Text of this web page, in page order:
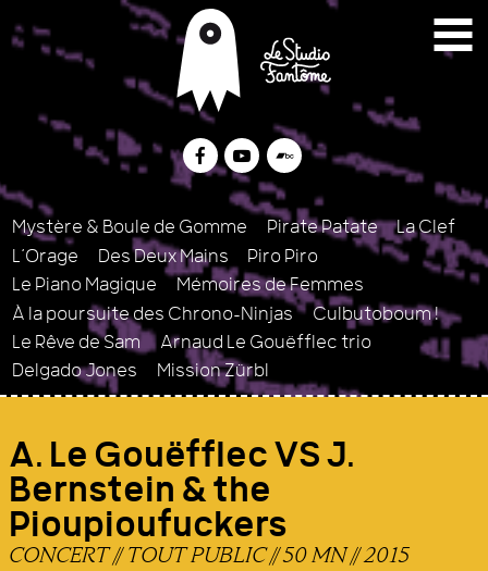
Contenu Plan du site
Le Studio Fantôme Collectif d’artistes
Facebook
Youtube
Mystère & Boule de Gomme Pirate Patate
La Clef
L’Orage
Des Deux Mains
Piro Piro
Le Piano Magique
Mémoires de Femmes
À la poursuite des Chrono-Ninjas
Culbutoboum !
Le Rêve de Sam
Arnaud Le Gouëfflec trio
Delgado Jones
Mission Zürbl
A. Le Gouëfflec VS J.
Bernstein & the
Pioupioufuckers
CONCERT // TOUT PUBLIC // 50 MN // 2015